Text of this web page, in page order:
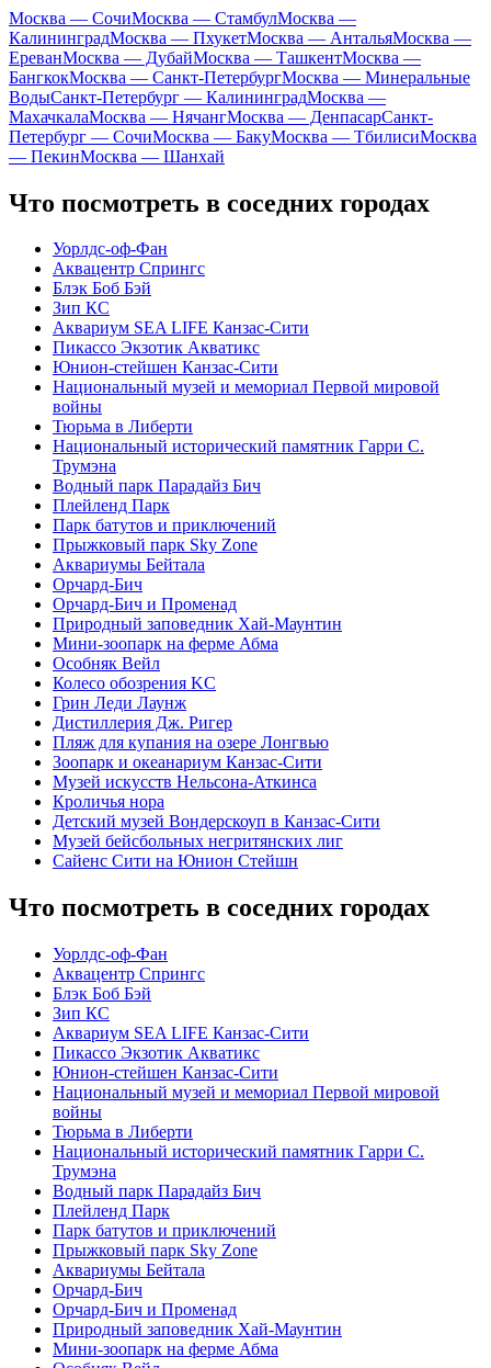
Москва — СочиМосква — СтамбулМосква —
КалининградМосква — ПхукетМосква — АнтальяМосква —
ЕреванМосква — ДубайМосква — ТашкентМосква —
БангкокМосква — Санкт-ПетербургМосква — Минеральные
ВодыСанкт-Петербург — КалининградМосква —
МахачкалаМосква — НячангМосква — ДенпасарСанкт-
Петербург — СочиМосква — БакуМосква — ТбилисиМосква
— ПекинМосква — Шанхай
Что посмотреть в соседних городах
Уорлдс-оф-Фан
Аквацентр Спрингс
Блэк Боб Бэй
Зип КС
Аквариум SEA LIFE Канзас-Сити
Пикассо Экзотик Акватикс
Юнион-стейшен Канзас-Сити
Национальный музей и мемориал Первой мировой
войны
Тюрьма в Либерти
Национальный исторический памятник Гарри С.
Трумэна
Водный парк Парадайз Бич
Плейленд Парк
Парк батутов и приключений
Прыжковый парк Sky Zone
Аквариумы Бейтала
Орчард-Бич
Орчард-Бич и Променад
Природный заповедник Хай-Маунтин
Мини-зоопарк на ферме Абма
Особняк Вейл
Колесо обозрения KC
Грин Леди Лаунж
Дистиллерия Дж. Ригер
Пляж для купания на озере Лонгвью
Зоопарк и океанариум Канзас-Сити
Музей искусств Нельсона-Аткинса
Кроличья нора
Детский музей Вондерскоуп в Канзас-Сити
Музей бейсбольных негритянских лиг
Сайенс Сити на Юнион Стейшн
Что посмотреть в соседних городах
Уорлдс-оф-Фан
Аквацентр Спрингс
Блэк Боб Бэй
Зип КС
Аквариум SEA LIFE Канзас-Сити
Пикассо Экзотик Акватикс
Юнион-стейшен Канзас-Сити
Национальный музей и мемориал Первой мировой
войны
Тюрьма в Либерти
Национальный исторический памятник Гарри С.
Трумэна
Водный парк Парадайз Бич
Плейленд Парк
Парк батутов и приключений
Прыжковый парк Sky Zone
Аквариумы Бейтала
Орчард-Бич
Орчард-Бич и Променад
Природный заповедник Хай-Маунтин
Мини-зоопарк на ферме Абма